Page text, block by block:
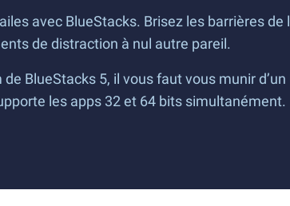
avec BlueStacks. Brisez les barrières
de distraction à nul autre pareil.
BlueStacks 5, il vous faut vous munir
les apps 32 et 64 bits simultanément.